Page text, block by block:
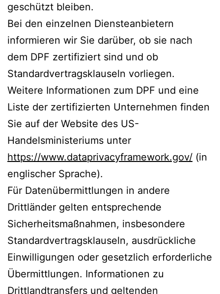
geschützt bleiben.
Bei den einzelnen Diensteanbietern
informieren wir Sie darüber, ob sie nach
dem DPF zertifiziert sind und ob
Standardvertragsklauseln vorliegen.
Weitere Informationen zum DPF und eine
Liste der zertifizierten Unternehmen finden
Sie auf der Website des US-
Handelsministeriums unter
https://www.dataprivacyframework.gov/ (in
englischer Sprache).
Für Datenübermittlungen in andere
Drittländer gelten entsprechende
Sicherheitsmaßnahmen, insbesondere
Standardvertragsklauseln, ausdrückliche
Einwilligungen oder gesetzlich erforderliche
Übermittlungen. Informationen zu
Drittlandtransfers und geltenden